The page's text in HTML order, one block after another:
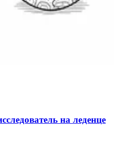
на леденце